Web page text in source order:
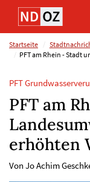
Direkt
Inhalt
(Eingabetaste)
Direkt
Hauptmenu
(Eingabetaste)
Direkt
Suche
(Eingabetaste)
Direkt
Footer
(Eingabetaste)
Startseite
PFT am Rhein - Stadt
PFT
PFT am
erhöhten
Von Jo Achim